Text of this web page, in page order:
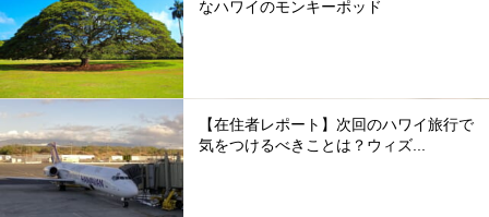
なハワイのモンキーポッド
【在住者レポート】次回のハワイ旅行で
気をつけるべきことは？ウィズ...